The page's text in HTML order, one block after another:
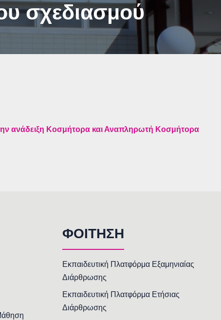
σχεδιασμού
ανάδειξη Κοσμήτορα και Αναπληρωτή Κοσμήτορα
ΦΟΙΤΗΣΗ
Εκπαιδευτική Πλατφόρμα Εξαμηνιαίας
Διάρθρωσης
Εκπαιδευτική Πλατφόρμα Ετήσιας
Διάρθρωσης